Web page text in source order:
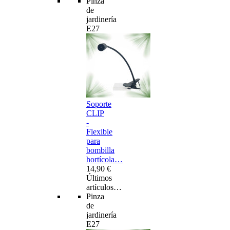
de
jardinería
E27
Soporte
CLIP
-
Flexible
para
bombilla
hortícola…
14,90 €
Últimos
artículos…
Pinza
de
jardinería
E27